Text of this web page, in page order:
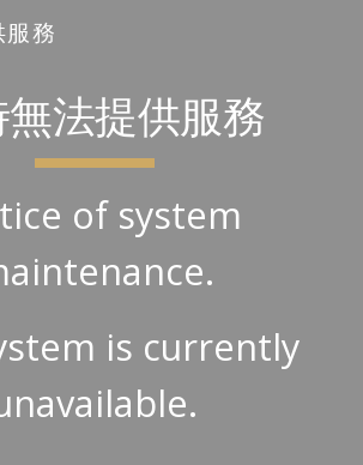
服務
法提供服務
of system
is currently